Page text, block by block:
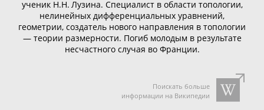
ученик Н.Н. Лузина. Специалист в области топологии,
нелинейных дифференциальных уравнений,
геометрии, создатель нового направления в топологии
— теории размерности. Погиб молодым в результате
несчастного случая во Франции.
Поискать больше
информации на Википедии